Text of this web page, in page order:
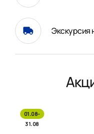
Экскурсия
01.08-
31.08